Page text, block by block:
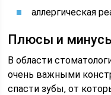
аллергическая
Плюсы и
В области
очень важными
спасти зубы, от